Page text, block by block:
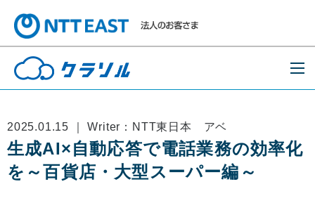
2025.01.15 ｜ Writer：NTT東日本 アベ
生成AI×自動応答で電話業務の効率化
を～百貨店・大型スーパー編～